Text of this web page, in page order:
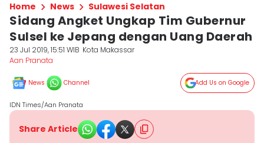
Home News Sulawesi Selatan
Sidang Angket Ungkap Tim Gubernur
Sulsel ke Jepang dengan Uang Daerah
23 Jul 2019, 15:51 WIB Kota Makassar
Aan Pranata
News Channel Add Us on Google
IDN Times/Aan Pranata
Share Article